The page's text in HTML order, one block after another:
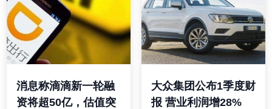
消息称滴滴新一轮融
资将超50亿，估值突
大众集团公布1季度财
报 营业利润增28%